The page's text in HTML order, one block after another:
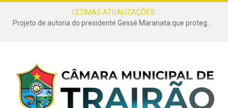
ÚLTIMAS ATUALIZAÇÕES:
Projeto de autoria do presidente Gessé Maranata que protege as estradas vicinais de Trairão é transformado em lei